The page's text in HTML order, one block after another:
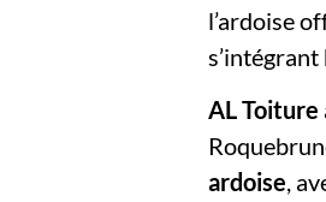
l’ardoise
AL Toiture
ardoise,